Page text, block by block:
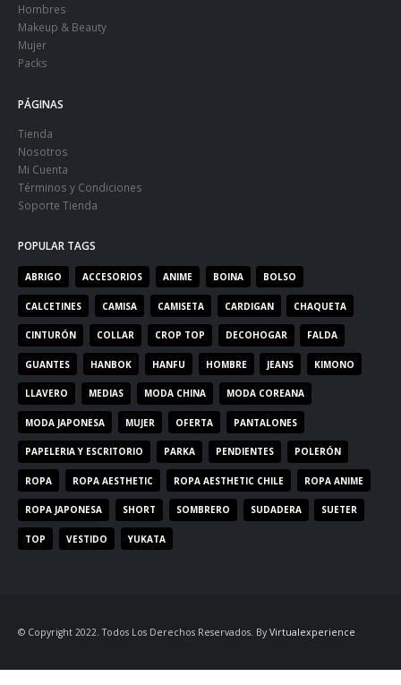
Hombres
Makeup & Beauty
Mujer
Packs
PÁGINAS
Tienda
Nosotros
Mi Cuenta
Términos y Condiciones
Soporte Tienda
POPULAR TAGS
ABRIGO ACCESORIOS ANIME BOINA BOLSO
CALCETINES CAMISA CAMISETA CARDIGAN CHAQUETA
CINTURÓN COLLAR CROP TOP DECOHOGAR FALDA
GUANTES HANBOK HANFU HOMBRE JEANS KIMONO
LLAVERO MEDIAS MODA CHINA MODA COREANA
MODA JAPONESA MUJER OFERTA PANTALONES
PAPELERIA Y ESCRITORIO PARKA PENDIENTES POLERÓN
ROPA ROPA AESTHETIC ROPA AESTHETIC CHILE ROPA ANIME
ROPA JAPONESA SHORT SOMBRERO SUDADERA SUETER
TOP VESTIDO YUKATA
© Copyright 2022. Todos Los Derechos Reservados. By Virtualexperience